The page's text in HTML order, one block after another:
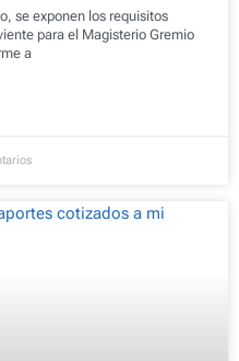
se exponen los requisitos
para el Magisterio Gremio
a